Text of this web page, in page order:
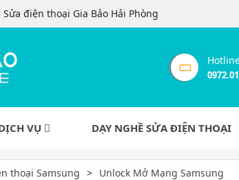
điện thoại Gia Bảo Hải Phòng
VỤ DẠY NGHỀ SỬA ĐIỆN THOẠI
thoại Samsung Unlock Mở Mạng Samsung